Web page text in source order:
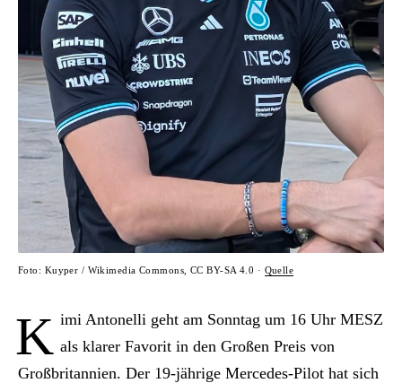
Foto: Kuyper / Wikimedia Commons, CC BY-SA 4.0 · Quelle
K imi Antonelli geht am Sonntag um 16 Uhr MESZ
als klarer Favorit in den Großen Preis von
Großbritannien. Der 19-jährige Mercedes-Pilot hat sich